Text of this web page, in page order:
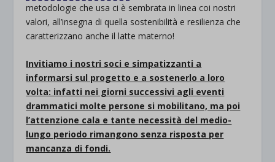
metodologie che usa ci è sembrata in linea coi nostri
valori, all’insegna di quella sostenibilità e resilienza che
caratterizzano anche il latte materno!
Invitiamo i nostri soci e simpatizzanti a
informarsi sul progetto e a sostenerlo a loro
volta: infatti nei giorni successivi agli eventi
drammatici molte persone si mobilitano, ma poi
l’attenzione cala e tante necessità del medio-
lungo periodo rimangono senza risposta per
mancanza di fondi.